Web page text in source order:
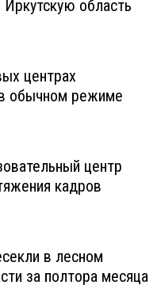
область
центрах
в обычном режиме
центр
кадров
в лесном
за полтора месяца